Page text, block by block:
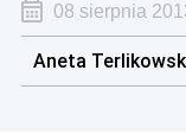
08 sierpnia
Aneta